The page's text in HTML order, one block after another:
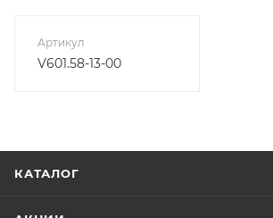
Артикул
V601.58-13-00
КАТАЛОГ